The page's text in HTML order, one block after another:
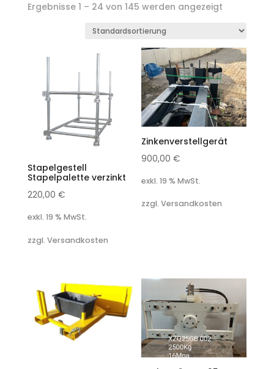
Ergebnisse 1 – 24 von 145 werden angezeigt
Stapelgestell
Stapelpalette verzinkt
220,00 €
exkl. 19 % MwSt.
zzgl. Versandkosten
Zinkenverstellgerät
900,00€
exkl. 19 % MwSt.
zzgl. Versandkosten